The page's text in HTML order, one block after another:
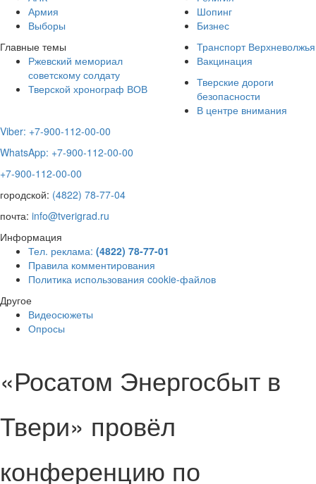
Армия
Выборы
Шопинг
Бизнес
Главные темы
Ржевский мемориал
советскому солдату
Тверской хронограф ВОВ
Транспорт Верхневолжья
Вакцинация
Тверские дороги
безопасности
В центре внимания
Viber: +7-900-112-00-00
WhatsApp: +7-900-112-00-00
+7-900-112-00-00
городской: (4822) 78-77-04
почта: info@tverigrad.ru
Информация
Тел. реклама: (4822) 78-77-01
Правила комментирования
Политика использования cookie-файлов
Другое
Видеосюжеты
Опросы
«Росатом Энергосбыт в
Твери» провёл
конференцию по